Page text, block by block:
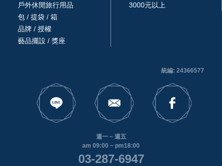
戶外休閒旅行用品
包 / 提袋 / 箱
品牌 / 授權
藝品擺設 / 獎座
3000元以上
統編: 24366577
週一 ~ 週五
am 09:00 ~ pm18:00
03-287-6947